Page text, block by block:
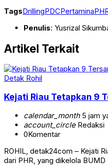
TagsDrillingPDCPertamina
Penulis: Yusrizal
Artikel Terkait
Detak Rohil
Kejati Riau Tetapkan 9
calendar_month5 jam
account_circleRedaksi
0Komentar
ROHIL, detak24com – Kejati
dari PHR, yang dikelola